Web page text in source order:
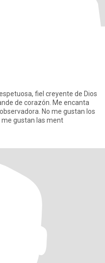
fiel creyente de Dios
Me encanta
No me gustan los
problemas, vivo mi vida en paz. NO me gustan las ment